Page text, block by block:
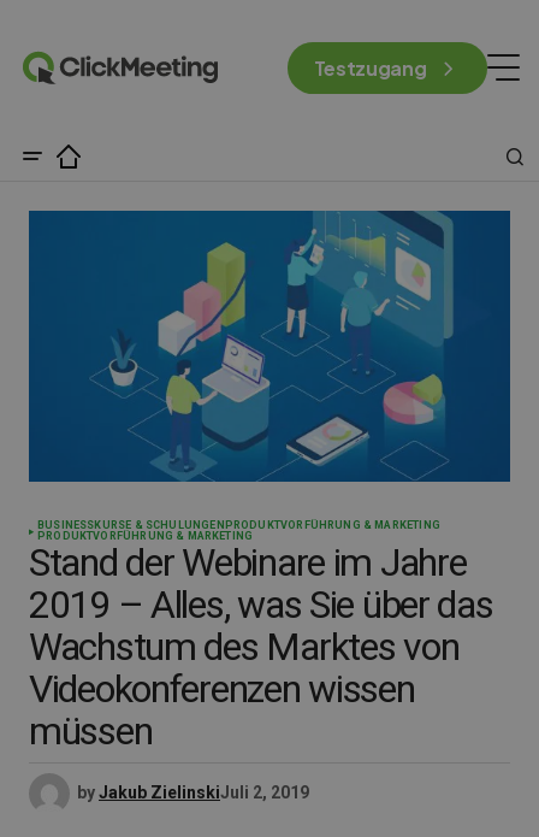
Testzugang
BUSINESS KURSE & SCHULUNGEN PRODUKTVORFÜHRUNG & MARKETING
PRODUKTVORFÜHRUNG & MARKETING
Stand der Webinare im Jahre
2019 – Alles, was Sie über das
Wachstum des Marktes von
Videokonferenzen wissen
müssen
byJakub ZielinskiJuli 2, 2019